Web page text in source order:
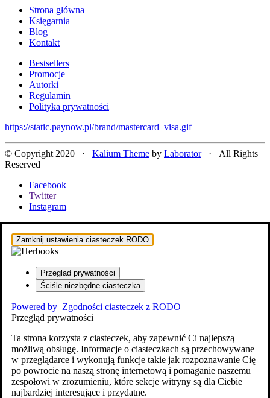
Strona główna
Księgarnia
Blog
Kontakt
Bestsellers
Promocje
Autorki
Regulamin
Polityka prywatności
https://static.paynow.pl/brand/mastercard_visa.gif
© Copyright 2020 · Kalium Theme by Laborator· All Rights
Reserved
Facebook
Twitter
Instagram
Zamknij ustawienia ciasteczek RODO
Przegląd prywatności
Ściśle niezbędne ciasteczka
Powered by Zgodności ciasteczek z RODO
Przegląd prywatności
Ta strona korzysta z ciasteczek, aby zapewnić Ci najlepszą
możliwą obsługę. Informacje o ciasteczkach są przechowywane
w przeglądarce i wykonują funkcje takie jak rozpoznawanie Cię
po powrocie na naszą stronę internetową i pomaganie naszemu
zespołowi w zrozumieniu, które sekcje witryny są dla Ciebie
najbardziej interesujące i przydatne.